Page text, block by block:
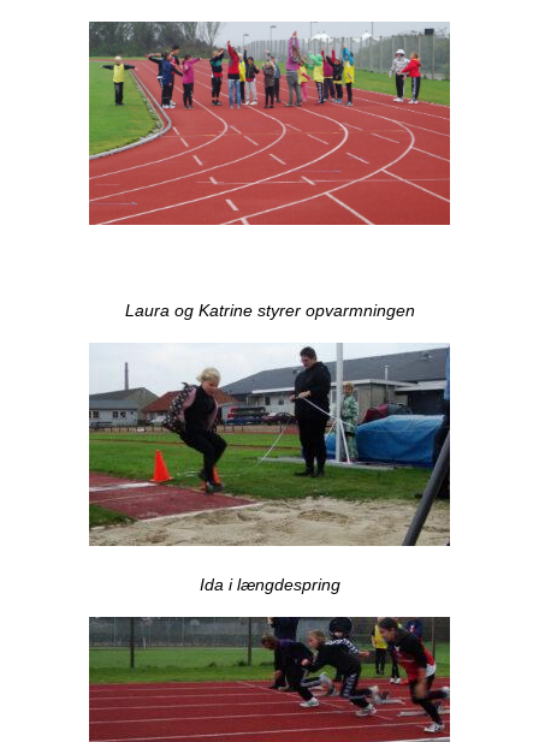
Laura og Katrine styrer opvarmningen
Ida i længdespring